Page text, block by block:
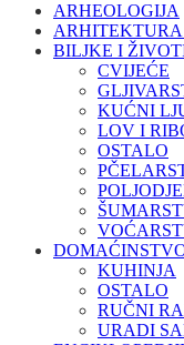
ARHEOLOGIJA
BILJKE I
CVIJEĆE
KUĆNI
LOV I
OSTALO
KUHINJA
OSTALO
RUČNI
URADI